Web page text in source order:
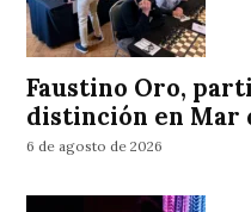
Faustino Oro,
distinción en Mar
6 de agosto de 2026